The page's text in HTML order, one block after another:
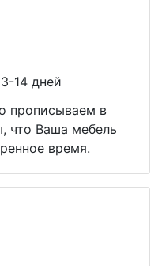
14 дней
прописываем в
что Ваша мебель
время.